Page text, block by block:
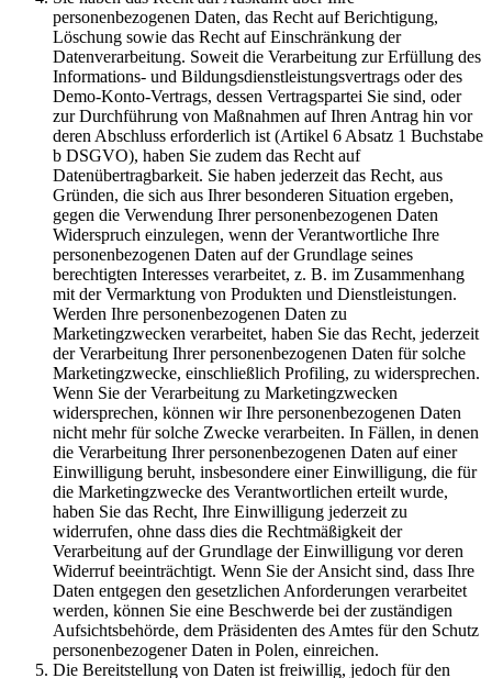
personenbezogenen Daten, das Recht auf Berichtigung,
Löschung sowie das Recht auf Einschränkung der
Datenverarbeitung. Soweit die Verarbeitung zur Erfüllung des
Informations- und Bildungsdienstleistungsvertrags oder des
Demo-Konto-Vertrags, dessen Vertragspartei Sie sind, oder
zur Durchführung von Maßnahmen auf Ihren Antrag hin vor
deren Abschluss erforderlich ist (Artikel 6 Absatz 1 Buchstabe
b DSGVO), haben Sie zudem das Recht auf
Datenübertragbarkeit. Sie haben jederzeit das Recht, aus
Gründen, die sich aus Ihrer besonderen Situation ergeben,
gegen die Verwendung Ihrer personenbezogenen Daten
Widerspruch einzulegen, wenn der Verantwortliche Ihre
personenbezogenen Daten auf der Grundlage seines
berechtigten Interesses verarbeitet, z. B. im Zusammenhang
mit der Vermarktung von Produkten und Dienstleistungen.
Werden Ihre personenbezogenen Daten zu
Marketingzwecken verarbeitet, haben Sie das Recht, jederzeit
der Verarbeitung Ihrer personenbezogenen Daten für solche
Marketingzwecke, einschließlich Profiling, zu widersprechen.
Wenn Sie der Verarbeitung zu Marketingzwecken
widersprechen, können wir Ihre personenbezogenen Daten
nicht mehr für solche Zwecke verarbeiten. In Fällen, in denen
die Verarbeitung Ihrer personenbezogenen Daten auf einer
Einwilligung beruht, insbesondere einer Einwilligung, die für
die Marketingzwecke des Verantwortlichen erteilt wurde,
haben Sie das Recht, Ihre Einwilligung jederzeit zu
widerrufen, ohne dass dies die Rechtmäßigkeit der
Verarbeitung auf der Grundlage der Einwilligung vor deren
Widerruf beeinträchtigt. Wenn Sie der Ansicht sind, dass Ihre
Daten entgegen den gesetzlichen Anforderungen verarbeitet
werden, können Sie eine Beschwerde bei der zuständigen
Aufsichtsbehörde, dem Präsidenten des Amtes für den Schutz
personenbezogener Daten in Polen, einreichen.
Die Bereitstellung von Daten ist freiwillig, jedoch für den